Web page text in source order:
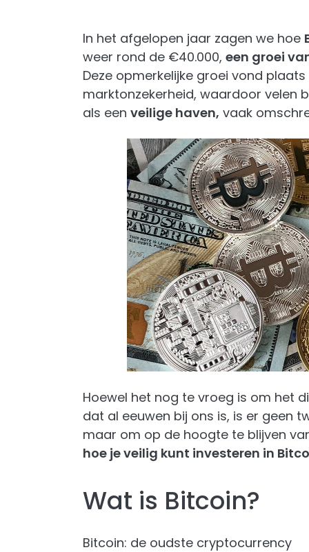
In het afgelopen jaar zagen we hoe
weer rond de €40.000, een groei
Deze opmerkelijke groei vond
marktonzekerheid, waardoor velen
als een veilige haven, vaak
Hoewel het nog te vroeg is om het
dat al eeuwen bij ons is, is er geen
maar om op de hoogte te blijven
hoe je veilig kunt investeren in
Wat is Bitcoin?
Bitcoin: de oudste cryptocurrency